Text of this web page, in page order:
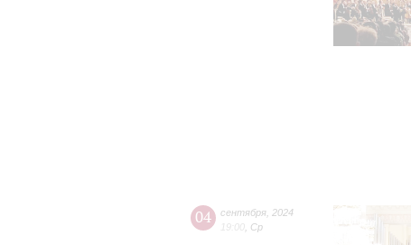
04 сентября 2024
19:00 Ср